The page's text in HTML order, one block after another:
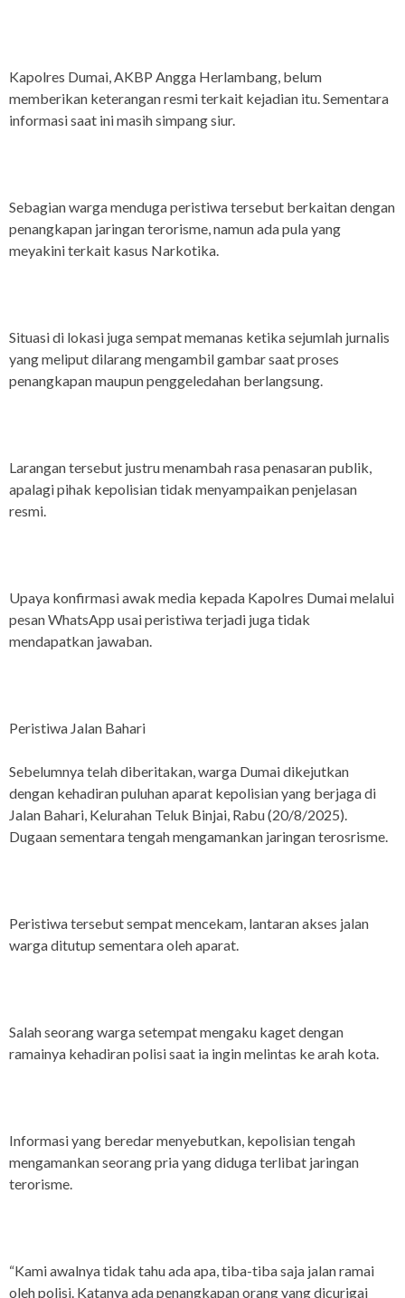
Kapolres Dumai, AKBP Angga Herlambang, belum
memberikan keterangan resmi terkait kejadian itu. Sementara
informasi saat ini masih simpang siur.
Sebagian warga menduga peristiwa tersebut berkaitan dengan
penangkapan jaringan terorisme, namun ada pula yang
meyakini terkait kasus Narkotika.
Situasi di lokasi juga sempat memanas ketika sejumlah jurnalis
yang meliput dilarang mengambil gambar saat proses
penangkapan maupun penggeledahan berlangsung.
Larangan tersebut justru menambah rasa penasaran publik,
apalagi pihak kepolisian tidak menyampaikan penjelasan
resmi.
Upaya konfirmasi awak media kepada Kapolres Dumai melalui
pesan WhatsApp usai peristiwa terjadi juga tidak
mendapatkan jawaban.
Peristiwa Jalan Bahari
Sebelumnya telah diberitakan, warga Dumai dikejutkan
dengan kehadiran puluhan aparat kepolisian yang berjaga di
Jalan Bahari, Kelurahan Teluk Binjai, Rabu (20/8/2025).
Dugaan sementara tengah mengamankan jaringan terosrisme.
Peristiwa tersebut sempat mencekam, lantaran akses jalan
warga ditutup sementara oleh aparat.
Salah seorang warga setempat mengaku kaget dengan
ramainya kehadiran polisi saat ia ingin melintas ke arah kota.
Informasi yang beredar menyebutkan, kepolisian tengah
mengamankan seorang pria yang diduga terlibat jaringan
terorisme.
“Kami awalnya tidak tahu ada apa, tiba-tiba saja jalan ramai
oleh polisi. Katanya ada penangkapan orang yang dicurigai